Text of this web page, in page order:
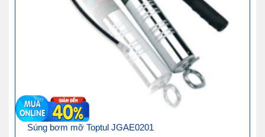
Súng bơm mỡ Toptul JGAE0201